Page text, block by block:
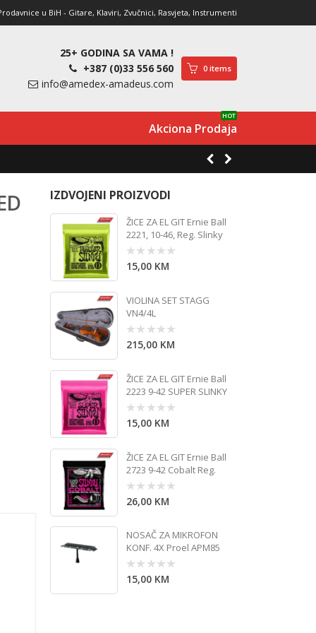
u BiH - Gitare, Klaviri, Zvučnici, Rasvjeta, Instrumenti
25+ GODINA SA VAMA !
+387 (0)33 556 560
info@amedex-amadeus.com
0 items
Akciona Prodaja
HOT
IZDVOJENI PROIZVODI
ŽICE ZA EL GIT Ernie Ball
2221, 10-46, Reg. Slinky
0
out
15,00 KM
VIOLINA SET STAGG
VN4/4L
0
215,00 KM
ŽICE ZA EL GIT Ernie Ball
2223 9-42 SUPER SLINKY
0
out
15,00 KM
ŽICE ZA EL GIT Ernie Ball
2723 9-42 Cobalt Reg.
0
out
26,00 KM
NOSAČ ZA MIKROFON
KONF. 4X Proel APM85
0
out
15,00 KM